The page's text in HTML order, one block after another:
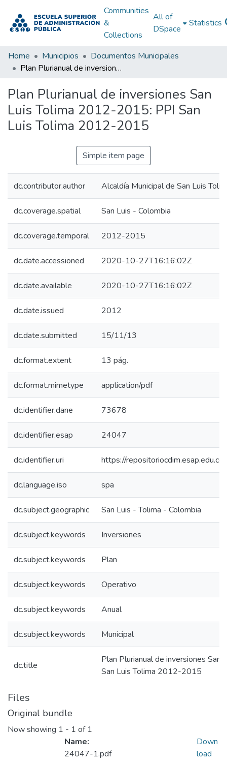
Communities
&
Collections
All of
DSpace
Statistics
Home Municipios
Documentos Municipales
Plan Plurianual de inversiones San Luis Tolima 2012-2015: PPI San Luis Tolima 2012-2015
Plan Plurianual de inversiones San
Luis Tolima 2012-2015: PPI San
Luis Tolima 2012-2015
Simple item page
dc.contributor.author Alcaldía Municipal de San Luis
dc.coverage.spatial San Luis - Colombia
dc.coverage.temporal 2012-2015
dc.date.accessioned 2020-10-27T16:16:02Z
dc.date.available 2020-10-27T16:16:02Z
dc.date.issued 2012
dc.date.submitted 15/11/13
dc.format.extent 13 pág.
dc.format.mimetype application/pdf
dc.identifier.dane 73678
dc.identifier.esap 24047
dc.identifier.uri https://
dc.language.iso spa
dc.subject.geographic San Luis - Tolima - Colombia
dc.subject.keywords Inversiones
dc.subject.keywords Plan
dc.subject.keywords Operativo
dc.subject.keywords Anual
dc.subject.keywords Municipal
dc.title
Plan Plurianual de inversiones
San Luis Tolima 2012-2015
Files
Original bundle
Now showing 1 - 1 of 1
Name:
24047-1.pdf
Down
load